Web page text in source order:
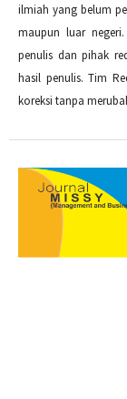
ilmiah yang belum
maupun luar
penulis dan pihak
hasil penulis. Tim
koreksi tanpa